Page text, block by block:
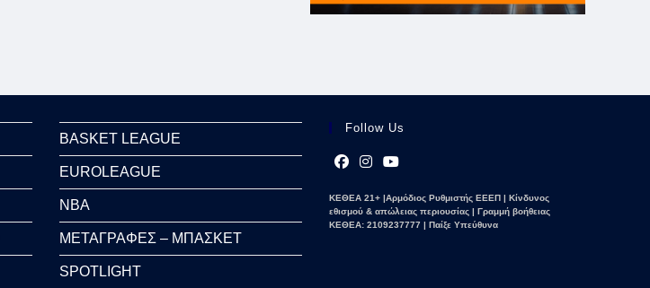
BASKET LEAGUE
EUROLEAGUE
NBA
ΜΕΤΑΓΡΑΦΕΣ – ΜΠΑΣΚΕΤ
SPOTLIGHT
Follow Us
in
a
in
a
in
a
ΚΕΘΕΑ 21+ |Αρμόδιος Ρυθμιστής ΕΕΕΠ | Κίνδυνος
εθισμού & απώλειας περιουσίας | Γραμμή βοήθειας
ΚΕΘΕΑ: 2109237777 | Παίξε Υπεύθυνα